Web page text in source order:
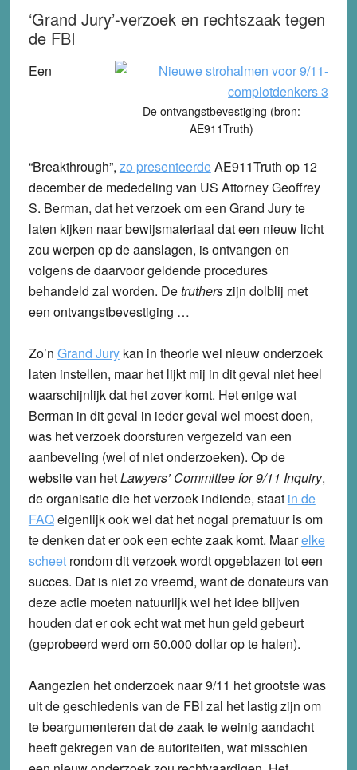
‘Grand Jury’-verzoek en rechtszaak tegen
de FBI
De ontvangstbevestiging (bron:
AE911Truth)
Een
“Breakthrough”, zo presenteerdeAE911Truth op 12
december de mededeling van US Attorney Geoffrey
S. Berman, dat het verzoek om een Grand Jury te
laten kijken naar bewijsmateriaal dat een nieuw licht
zou werpen op de aanslagen, is ontvangen en
volgens de daarvoor geldende procedures
behandeld zal worden. Detrutherszijn dolblij met
een ontvangstbevestiging …
Zo’n Grand Jurykan in theorie wel nieuw onderzoek
laten instellen, maar het lijkt mij in dit geval niet heel
waarschijnlijk dat het zover komt. Het enige wat
Berman in dit geval in ieder geval wel moest doen,
was het verzoek doorsturen vergezeld van een
aanbeveling (wel of niet onderzoeken). Op de
website van hetLawyers’ Committee for 9/11 Inquiry,
de organisatie die het verzoek indiende, staat in de
FAQeigenlijk ook wel dat het nogal prematuur is om
te denken dat er ook een echte zaak komt. Maarelke
scheetrondom dit verzoek wordt opgeblazen tot een
succes. Dat is niet zo vreemd, want de donateurs van
deze actie moeten natuurlijk wel het idee blijven
houden dat er ook echt wat met hun geld gebeurt
(geprobeerd werd om 50.000 dollar op te halen).
Aangezien het onderzoek naar 9/11 het grootste was
uit de geschiedenis van de FBI zal het lastig zijn om
te beargumenteren dat de zaak te weinig aandacht
heeft gekregen van de autoriteiten, wat misschien